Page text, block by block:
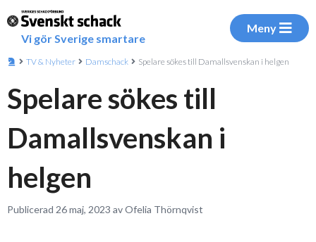
Vi gör Sverige smartare
Meny
TV & Nyheter Damschack Spelare sökes till Damallsvenskan i helgen
Spelare sökes till
Damallsvenskan i
helgen
Publicerad 26 maj, 2023 av Ofelia Thörnqvist